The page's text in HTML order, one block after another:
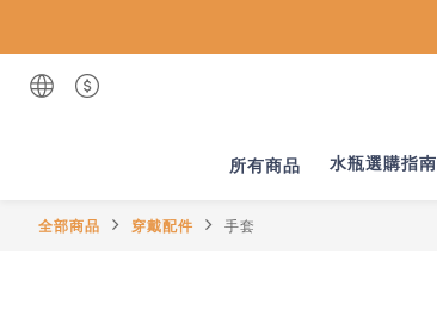
所有商品 水瓶選購指南
全部商品 穿戴配件 手套